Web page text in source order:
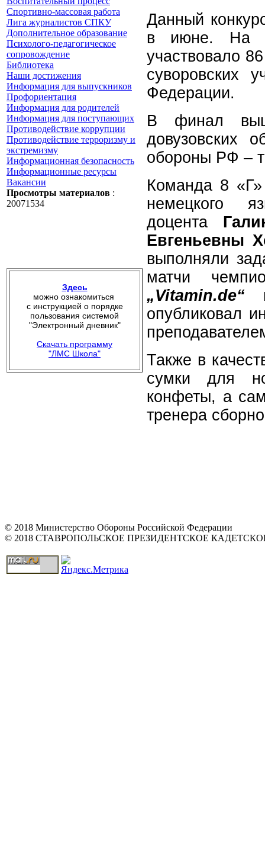
Спортивно-массовая работа
Лига журналистов СПКУ
Дополнительное образование
Психолого-педагогическое
сопровождение
Библиотека
Наши достижения
Информация для выпускников
Профориентация
Информация для родителей
Информация для поступающих
Противодействие коррупции
Противодействие терроризму и
экстремизму
Информационная безопасность
Информационные ресурсы
Вакансии
Просмотры материалов :
20071534
Здесь
можно ознакомиться
с инструкцией о порядке
пользования системой
"Электронный дневник"
Скачать программу
"ЛМС Школа"
Данный
в июне. На
участвовало
суворовских
Федерации.
В финал
довузовских
обороны РФ –
Команда 8 «Г»
немецкого
доцента
Евгеньевны
выполняли
матчи
„Vitamin.de“
опубликовал
Также в
сумки для
конфеты, а
тренера
© 2018 Министерство Обороны Российской Федерации
© 2018 СТАВРОПОЛЬСКОЕ ПРЕЗИДЕНТСКОЕ